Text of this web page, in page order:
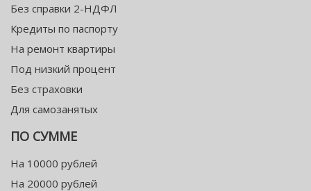
Без справки 2-НДФЛ
Кредиты по паспорту
На ремонт квартиры
Под низкий процент
Без страховки
Для самозанятых
ПО СУММЕ
На 10000 рублей
На 20000 рублей